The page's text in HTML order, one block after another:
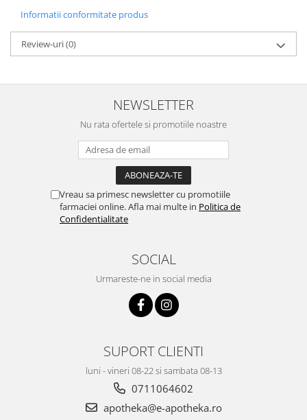
Informatii conformitate produs
Review-uri(0)
NEWSLETTER
Nu rata ofertele si promotiile noastre
Vreau sa primesc newsletter cu promotiile
farmaciei online. Afla mai multe in Politica de
Confidentialitate
SOCIAL
Urmareste-ne in social media
SUPORT CLIENTI
luni - vineri 08-22 si sambata 08-13
0711064602
apotheka@e-apotheka.ro